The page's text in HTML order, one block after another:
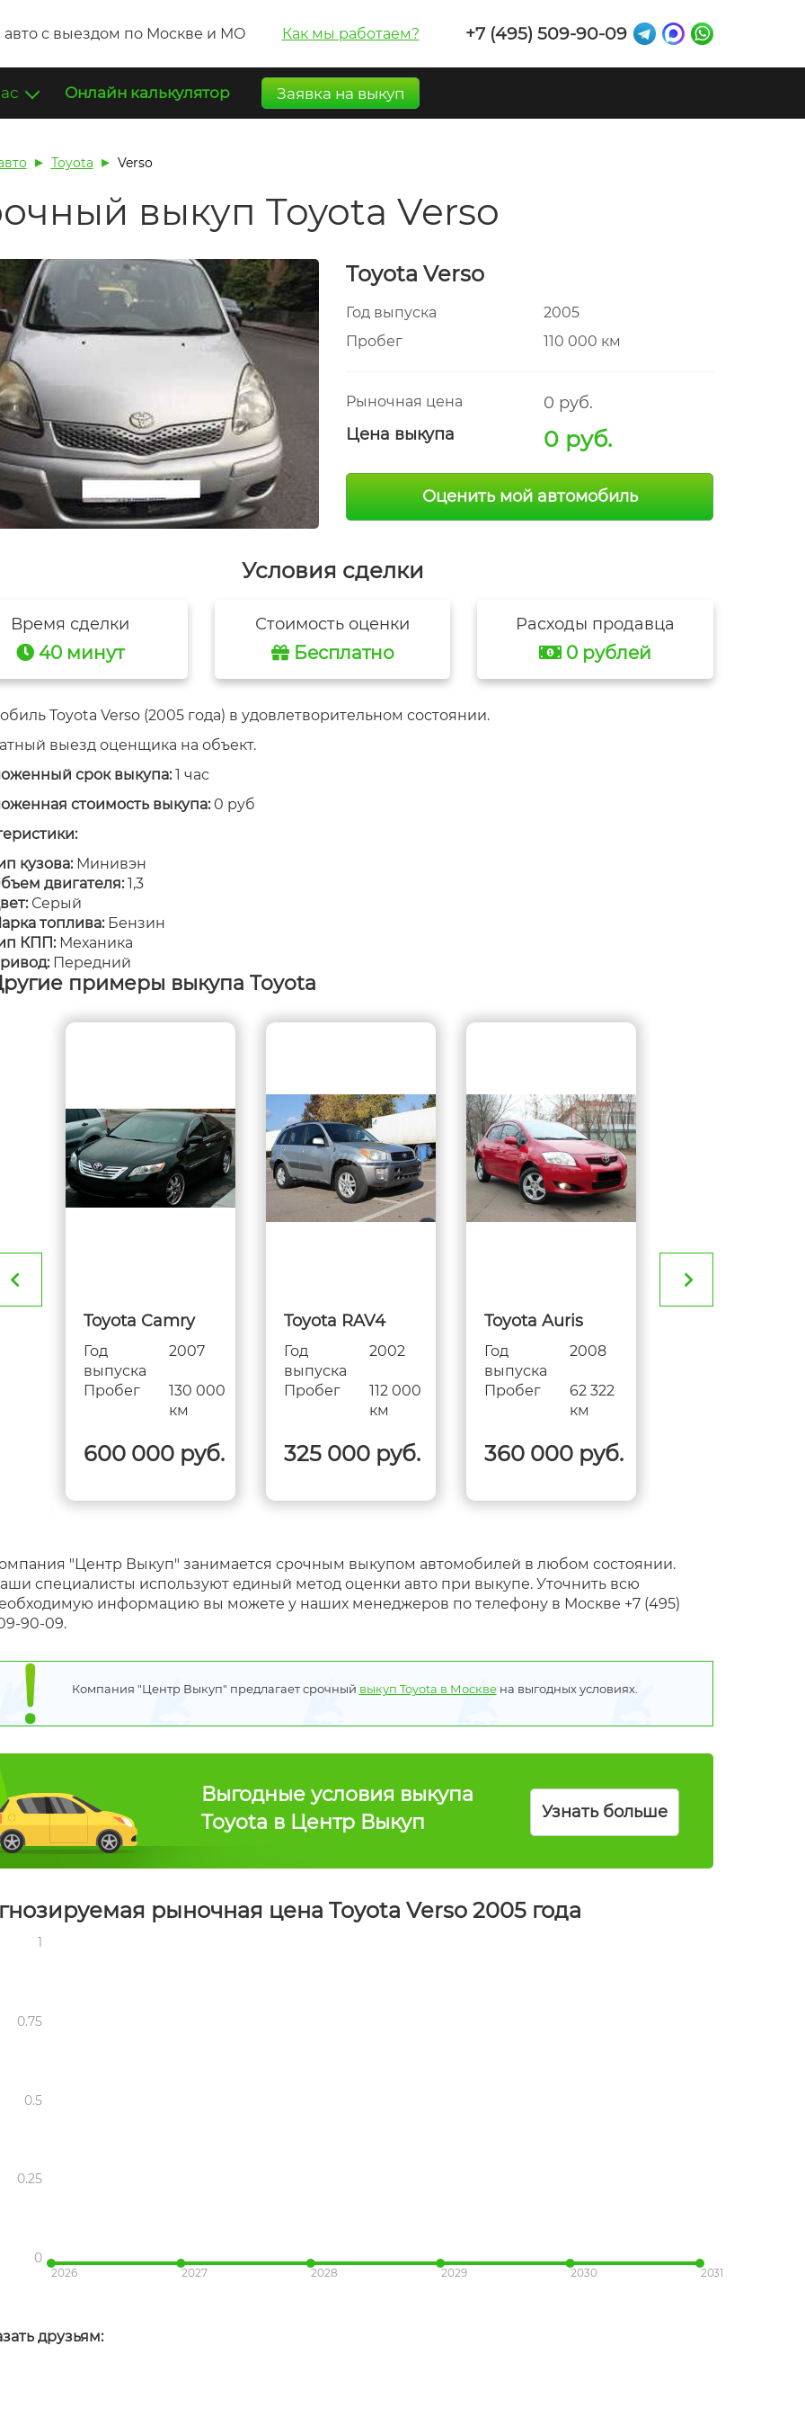
авто с выездом по Москве и МО Как мы работаем? +7 (495) 509-90-09
Онлайн калькулятор Заявка на выкуп
Toyota Verso
выкуп Toyota Verso
Toyota Verso
Год выпуска
2005
Пробег
110 000 км
Рыночная цена
0 руб.
Цена выкупа
0 руб.
Оценить мой автомобиль
Условия сделки
Время сделки
40 минут
Стоимость оценки
Бесплатно
Расходы продавца
0 рублей
Toyota Verso (2005 года) в удовлетворительном состоянии.
выезд оценщика на объект.
срок выкупа:1 час
стоимость выкупа:0 руб
кузова:Минивэн
двигателя:1,3
Серый
топлива:Бензин
КПП:Механика
Передний
примеры выкупа Toyota
Toyota Camry
Год
выпуска
2007
Пробег
130 000
км
600 000 руб.
Toyota RAV4
Год
выпуска
2002
Пробег
112 000
км
325 000 руб.
Toyota Auris
Год
выпуска
2008
Пробег
62 322
км
360 000 руб.
"Центр Выкуп" занимается срочным выкупом автомобилей в любом состоянии.
специалисты используют единый метод оценки авто при выкупе. Уточнить всю
информацию вы можете у наших менеджеров по телефону в Москве +7 (495)
90-09.
Компания "Центр Выкуп" предлагает срочный выкуп Toyota в Москвена выгодных условиях.
Выгодные условия выкупа
Toyota в Центр Выкуп
Узнать больше
рыночная цена Toyota Verso 2005 года
2026 2027 2028 2029 2030 2031
0
0.25
0.5
0.75
1
друзьям: